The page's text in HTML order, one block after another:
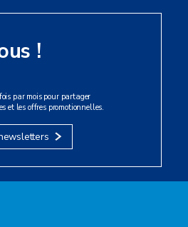
!
par mois pour partager
et les offres promotionnelles.